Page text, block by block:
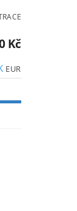
EUR
Kč